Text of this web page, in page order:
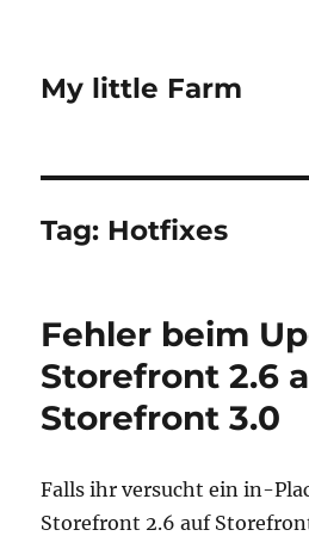
My little Farm
Tag: Hotfixes
Fehler beim
Storefront 2.6
Storefront 3.0
Falls ihr versucht ein in-
Storefront 2.6 auf